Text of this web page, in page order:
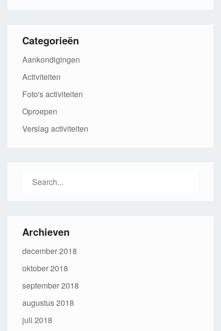
Categorieën
Aankondigingen
Activiteiten
Foto's activiteiten
Oproepen
Verslag activiteiten
Search
Archieven
december 2018
oktober 2018
september 2018
augustus 2018
juli 2018